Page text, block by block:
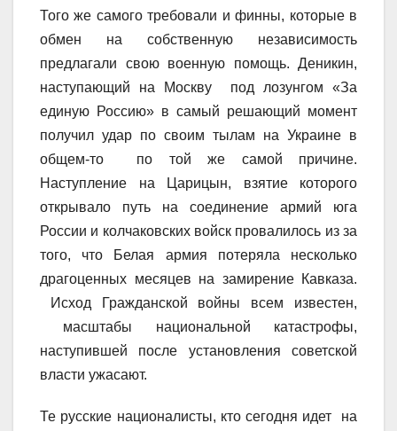
Того же самого требовали и финны, которые в
обмен на собственную независимость
предлагали свою военную помощь. Деникин,
наступающий на Москву под лозунгом «За
единую Россию» в самый решающий момент
получил удар по своим тылам на Украине в
общем-то по той же самой причине.
Наступление на Царицын, взятие которого
открывало путь на соединение армий юга
России и колчаковских войск провалилось из за
того, что Белая армия потеряла несколько
драгоценных месяцев на замирение Кавказа.
Исход Гражданской войны всем известен,
масштабы национальной катастрофы,
наступившей после установления советской
власти ужасают.
Те русские националисты, кто сегодня идет на